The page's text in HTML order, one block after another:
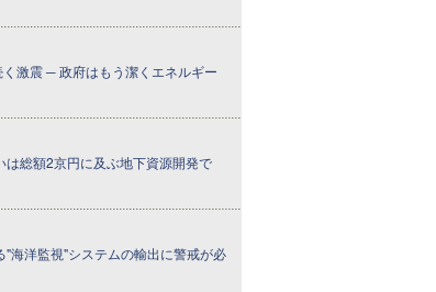
激震 ─ 政府はもう潔くエネルギー
は総額2京円に及ぶ地下資源開発で
海洋監視"システムの輸出に警戒が必